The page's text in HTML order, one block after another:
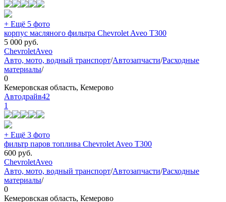
+ Ещё 5 фото
корпус масляного фильтра Chevrolet Aveo T300
5 000 руб.
ChevroletAveo
Авто, мото, водный транспорт/Автозапчасти/Расходные
материалы/
0
Кемеровская область, Кемерово
Автодрайв42
1
+ Ещё 3 фото
фильтр паров топлива Chevrolet Aveo T300
600 руб.
ChevroletAveo
Авто, мото, водный транспорт/Автозапчасти/Расходные
материалы/
0
Кемеровская область, Кемерово